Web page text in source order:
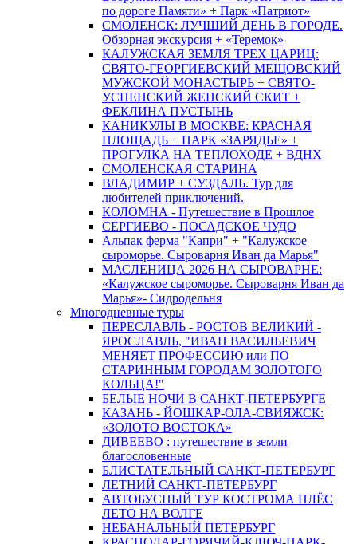
по дороге Памяти» + Парк «Патриот»
СМОЛЕНСК: ЛУЧШИЙ ДЕНЬ В ГОРОДЕ.
Обзорная экскурсия + «Теремок»
КАЛУЖСКАЯ ЗЕМЛЯ ТРЕХ ЦАРИЦ:
СВЯТО-ГЕОРГИЕВСКИЙ МЕЩОВСКИЙ
МУЖСКОЙ МОНАСТЫРЬ + СВЯТО-
УСПЕНСКИЙ ЖЕНСКИЙ СКИТ +
ФЕКЛИНА ПУСТЫНЬ
КАНИКУЛЫ В МОСКВЕ: КРАСНАЯ
ПЛОЩАДЬ + ПАРК «ЗАРЯДЬЕ» +
ПРОГУЛКА НА ТЕПЛОХОДЕ + ВДНХ
СМОЛЕНСКАЯ СТАРИНА
ВЛАДИМИР + СУЗДАЛЬ. Тур для
любителей приключений.
КОЛОМНА - Путешествие в Прошлое
СЕРГИЕВО - ПОСАДСКОЕ ЧУДО
Альпак ферма "Капри" + "Калужское
сыроморье. Сыроварня Иван да Марья"
МАСЛЕНИЦА 2026 НА СЫРОВАРНЕ:
«Калужское сыроморье. Сыроварня Иван да
Марья»- Сидродельня
Многодневные туры
ПЕРЕСЛАВЛЬ - РОСТОВ ВЕЛИКИЙ -
ЯРОСЛАВЛЬ, "ИВАН ВАСИЛЬЕВИЧ
МЕНЯЕТ ПРОФЕССИЮ или ПО
СТАРИННЫМ ГОРОДАМ ЗОЛОТОГО
КОЛЬЦА!"
БЕЛЫЕ НОЧИ В САНКТ-ПЕТЕРБУРГЕ
КАЗАНЬ - ЙОШКАР-ОЛА-СВИЯЖСК:
«ЗОЛОТО ВОСТОКА»
ДИВЕЕВО : путешествие в земли
благословенные
БЛИСТАТЕЛЬНЫЙ САНКТ-ПЕТЕРБУРГ
ЛЕТНИЙ САНКТ-ПЕТЕРБУРГ
АВТОБУСНЫЙ ТУР КОСТРОМА ПЛЁС
ЛЕТО НА ВОЛГЕ
НЕБАНАЛЬНЫЙ ПЕТЕРБУРГ